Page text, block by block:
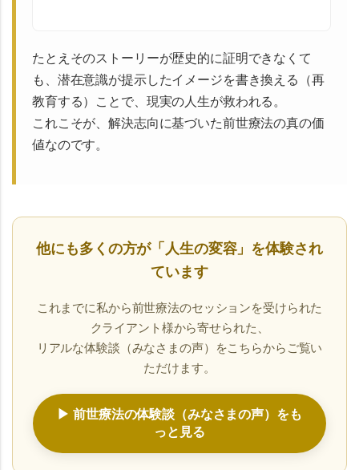
たとえそのストーリーが歴史的に証明できなくて
も、潜在意識が提示したイメージを書き換える（再
教育する）ことで、現実の人生が救われる。
これこそが、解決志向に基づいた前世療法の真の価
値なのです。
他にも多くの方が「人生の変容」を体験され
ています
これまでに私から前世療法のセッションを受けられた
クライアント様から寄せられた、
リアルな体験談（みなさまの声）をこちらからご覧い
ただけます。
▶ 前世療法の体験談（みなさまの声）をも
っと見る